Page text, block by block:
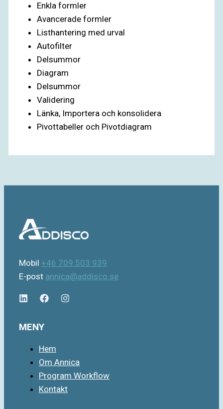
Enkla formler
Avancerade formler
Listhantering med urval
Autofilter
Delsummor
Diagram
Delsummor
Validering
Länka, Importera och konsolidera
Pivottabeller och Pivotdiagram
Mobil +46 709 503 939
E-post annica@addisco.se
MENY
Hem
Om Annica
Program Workflow
Kontakt